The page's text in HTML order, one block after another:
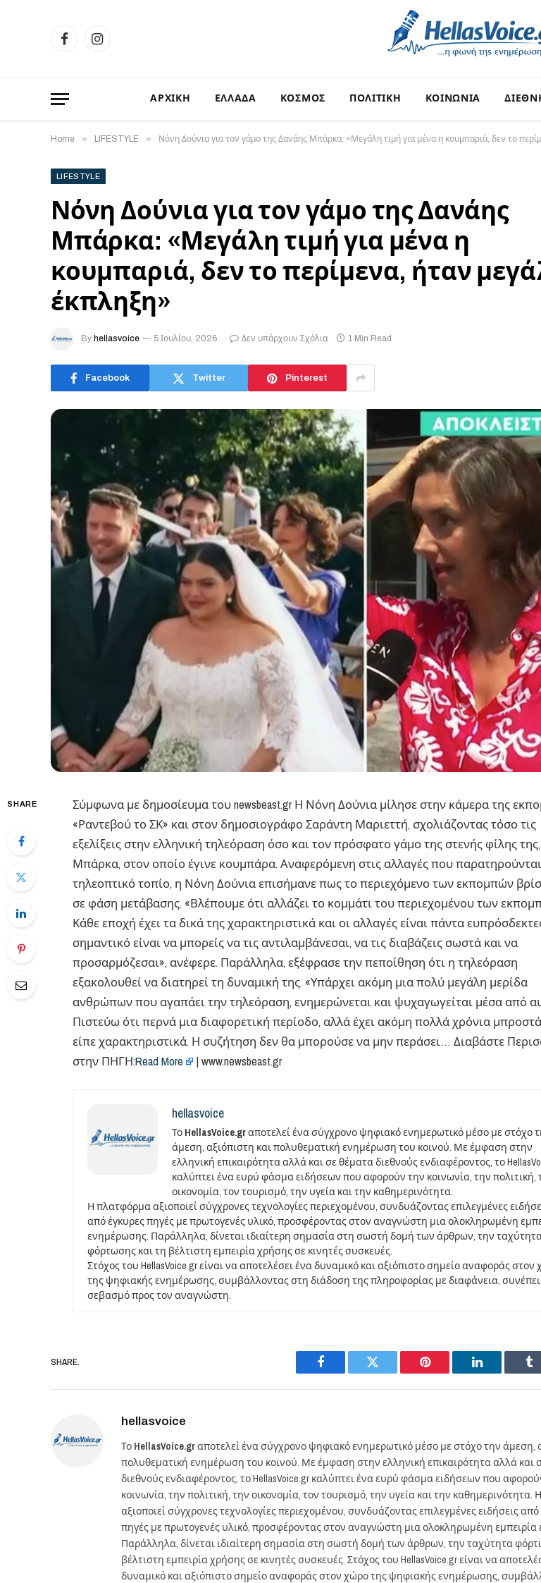
FacebookInstagram
ΑΡΧΙΚΗ ΕΛΛΑΔΑ ΚΟΣΜΟΣ ΠΟΛΙΤΙΚΗ ΚΟΙΝΩΝΙΑ
Home » LIFESTYLE » Νόνη Δούνια για τον γάμο της Δανάης Μπάρκα: «Μεγάλη τιμή για μένα η κουμπαριά, δεν το
LIFESTYLE
Νόνη Δούνια για τον γάμο της Δανάης
Μπάρκα: «Μεγάλη τιμή για μένα η
κουμπαριά, δεν το περίμενα, ήταν
έκπληξη»
By hellasvoice 5 Ιουλίου, 2026 Δεν υπάρχουν Σχόλια 1 Min Read
Facebook Twitter Pinterest
SHARE
Σύμφωνα με δημοσίευμα του newsbeast.gr ​Η Νόνη Δούνια μίλησε στην κάμερα της
«Ραντεβού το ΣΚ» και στον δημοσιογράφο Σαράντη Μαριεττή, σχολιάζοντας τόσο τις
εξελίξεις στην ελληνική τηλεόραση όσο και τον πρόσφατο γάμο της στενής φίλης
Μπάρκα, στον οποίο έγινε κουμπάρα. Αναφερόμενη στις αλλαγές που
τηλεοπτικό τοπίο, η Νόνη Δούνια επισήμανε πως το περιεχόμενο των εκπομπών
σε φάση μετάβασης. «Βλέπουμε ότι αλλάζει το κομμάτι του περιεχομένου των
Κάθε εποχή έχει τα δικά της χαρακτηριστικά και οι αλλαγές είναι πάντα
σημαντικό είναι να μπορείς να τις αντιλαμβάνεσαι, να τις διαβάζεις σωστά και να
προσαρμόζεσαι», ανέφερε. Παράλληλα, εξέφρασε την πεποίθηση ότι η τηλεόραση
εξακολουθεί να διατηρεί τη δυναμική της. «Υπάρχει ακόμη μια πολύ μεγάλη μερίδα
ανθρώπων που αγαπάει την τηλεόραση, ενημερώνεται και ψυχαγωγείται μέσα από
Πιστεύω ότι περνά μια διαφορετική περίοδο, αλλά έχει ακόμη πολλά χρόνια
είπε χαρακτηριστικά. Η συζήτηση δεν θα μπορούσε να μην περάσει… Διαβάστε
στην ΠΗΓΗ:Read More | www.newsbeast.gr
hellasvoice
Το HellasVoice.grαποτελεί ένα σύγχρονο ψηφιακό ενημερωτικό μέσο με στόχο
άμεση, αξιόπιστη και πολυθεματική ενημέρωση του κοινού. Με έμφαση στην
ελληνική επικαιρότητα αλλά και σε θέματα διεθνούς ενδιαφέροντος, το
καλύπτει ένα ευρύ φάσμα ειδήσεων που αφορούν την κοινωνία, την πολιτική,
οικονομία, τον τουρισμό, την υγεία και την καθημερινότητα.
Η πλατφόρμα αξιοποιεί σύγχρονες τεχνολογίες περιεχομένου, συνδυάζοντας επιλεγμένες
από έγκυρες πηγές με πρωτογενές υλικό, προσφέροντας στον αναγνώστη μια ολοκληρωμένη
ενημέρωσης. Παράλληλα, δίνεται ιδιαίτερη σημασία στη σωστή δομή των άρθρων, την ταχύτητα
φόρτωσης και τη βέλτιστη εμπειρία χρήσης σε κινητές συσκευές.
Στόχος του HellasVoice.gr είναι να αποτελέσει ένα δυναμικό και αξιόπιστο σημείο αναφοράς στον
της ψηφιακής ενημέρωσης, συμβάλλοντας στη διάδοση της πληροφορίας με διαφάνεια,
σεβασμό προς τον αναγνώστη.
SHARE.
Facebook Twitter Pinterest LinkedIn
hellasvoice
Το HellasVoice.grαποτελεί ένα σύγχρονο ψηφιακό ενημερωτικό μέσο με στόχο την άμεση,
πολυθεματική ενημέρωση του κοινού. Με έμφαση στην ελληνική επικαιρότητα αλλά και
διεθνούς ενδιαφέροντος, το HellasVoice.gr καλύπτει ένα ευρύ φάσμα ειδήσεων που
κοινωνία, την πολιτική, την οικονομία, τον τουρισμό, την υγεία και την
αξιοποιεί σύγχρονες τεχνολογίες περιεχομένου, συνδυάζοντας επιλεγμένες ειδήσεις από
πηγές με πρωτογενές υλικό, προσφέροντας στον αναγνώστη μια ολοκληρωμένη εμπειρία
Παράλληλα, δίνεται ιδιαίτερη σημασία στη σωστή δομή των άρθρων, την ταχύτητα
βέλτιστη εμπειρία χρήσης σε κινητές συσκευές. Στόχος του HellasVoice.gr είναι να
δυναμικό και αξιόπιστο σημείο αναφοράς στον χώρο της ψηφιακής ενημέρωσης,